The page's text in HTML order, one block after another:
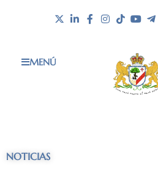
MENÚ
NOTICIAS